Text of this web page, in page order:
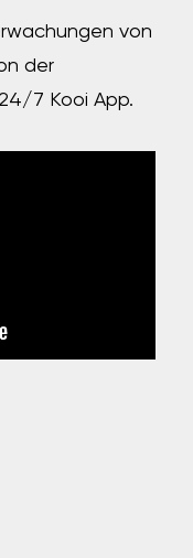
von
der
7 Kooi App.